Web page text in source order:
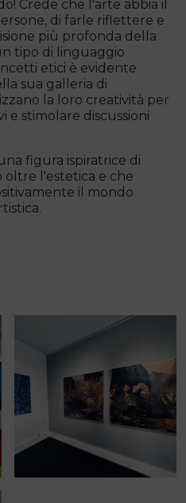
Crede che l'arte abbia il
di farle riflettere e
più profonda della
tipo di linguaggio
etici è evidente
sua galleria di
la loro creatività per
e stimolare discussioni
figura ispiratrice di
oltre l'estetica e che
il mondo